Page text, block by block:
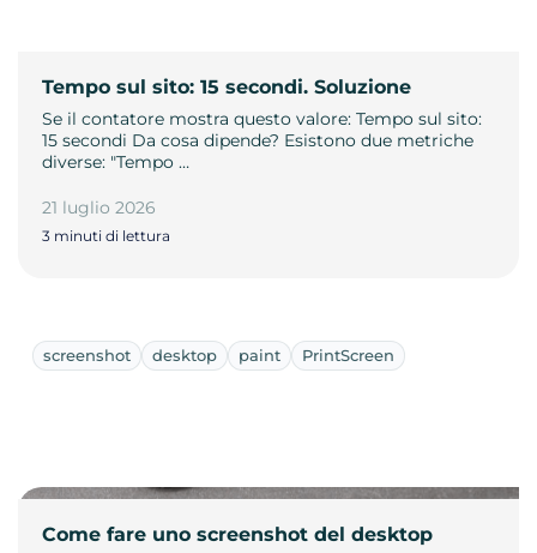
Tempo sul sito: 15 secondi. Soluzione
Se il contatore mostra questo valore: Tempo sul sito:
15 secondi Da cosa dipende? Esistono due metriche
diverse: "Tempo …
21 luglio 2026
3 minuti di lettura
screenshot desktop paint PrintScreen
Come fare uno screenshot del desktop